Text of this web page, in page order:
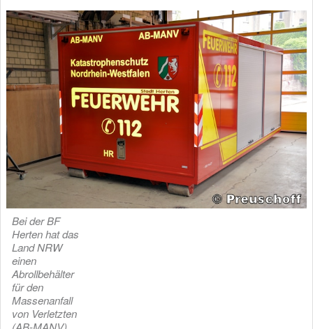
Bei der BF
Herten hat das
Land NRW
einen
Abrollbehälter
für den
Massenanfall
von Verletzten